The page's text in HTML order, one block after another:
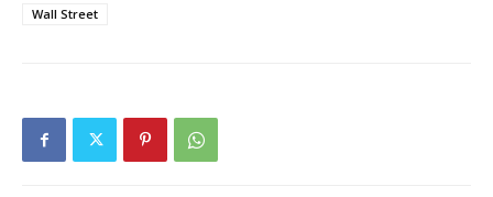
Wall Street